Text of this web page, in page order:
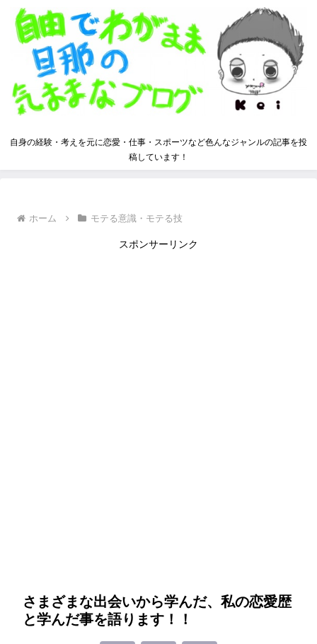
自身の経験・考えを元に恋愛・仕事・スポーツなど色んなジャンルの記事を投
稿しています！
ホーム モテる意識・モテる技
スポンサーリンク
さまざまな出会いから学んだ、私の恋愛歴
と学んだ事を語ります！！